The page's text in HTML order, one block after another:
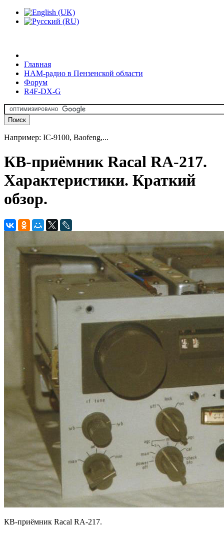
Главная
HAM-радио в Пензенской области
Форум
R4F-DX-G
Например: IC-9100, Baofeng,...
КВ-приёмник Racal RA-217.
Характеристики. Краткий
обзор.
КВ-приёмник Racal RA-217.